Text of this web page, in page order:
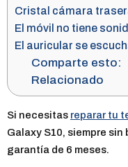
Cristal cámara
El móvil no tiene
El auricular se
Comparte esto:
Relacionado
Si necesitas reparar tu
Galaxy S10, siempre
garantía de 6 meses.